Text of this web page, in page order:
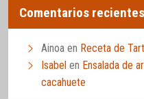
Comentarios recientes
Ainoa en Receta de
Isabel en Ensalada de
cacahuete